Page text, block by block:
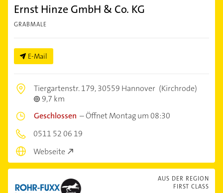
Ernst Hinze GmbH & Co. KG
GRABMALE
E-Mail
Tiergartenstr. 179,30559 Hannover (Kirchrode)
9,7 km
Geschlossen –Öffnet Montag um 08:30
0511 52 06 19
Webseite
AUS DER REGION
FIRST CLASS